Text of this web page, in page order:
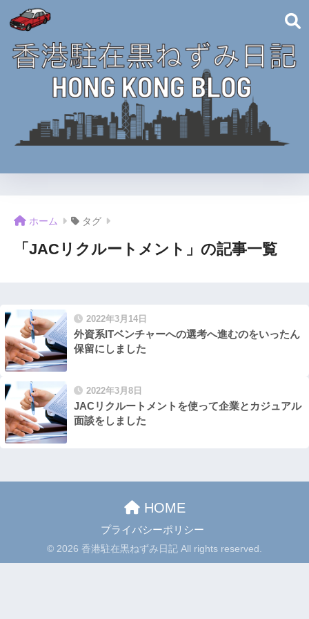
ホーム タグ
「JACリクルートメント」の記事一覧
2022年3月14日
外資系ITベンチャーへの選考へ進むのをいったん
保留にしました
2022年3月8日
JACリクルートメントを使って企業とカジュアル
面談をしました
HOME
プライバシーポリシー
© 2026 香港駐在黒ねずみ日記 All rights reserved.